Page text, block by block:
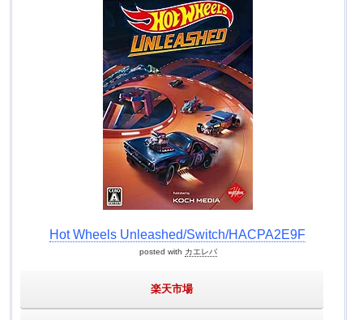
Hot Wheels Unleashed/Switch/HACPA2E9F
posted with カエレバ
楽天市場